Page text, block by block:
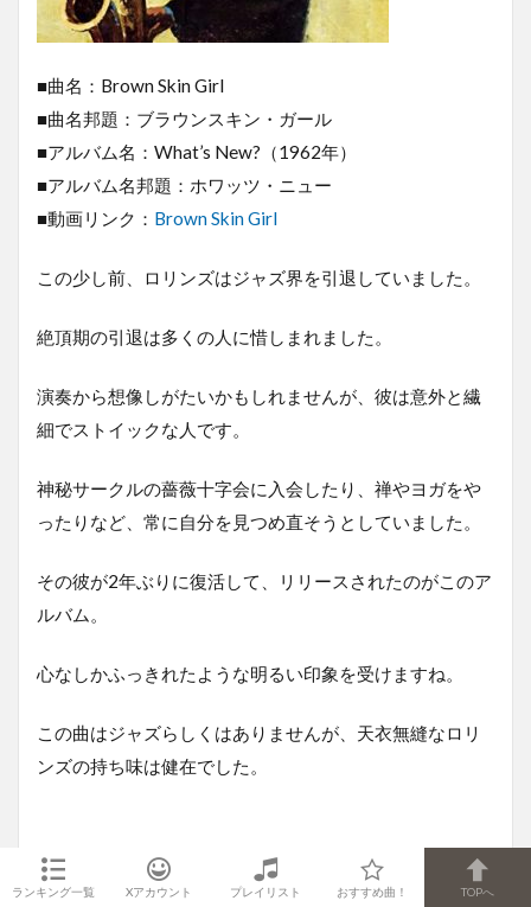
■曲名：Brown Skin Girl
■曲名邦題：ブラウンスキン・ガール
■アルバム名：What’s New?（1962年）
■アルバム名邦題：ホワッツ・ニュー
■動画リンク： Brown Skin Girl
この少し前、ロリンズはジャズ界を引退していました。
絶頂期の引退は多くの人に惜しまれました。
演奏から想像しがたいかもしれませんが、彼は意外と繊
細でストイックな人です。
神秘サークルの薔薇十字会に入会したり、禅やヨガをや
ったりなど、常に自分を見つめ直そうとしていました。
その彼が2年ぶりに復活して、リリースされたのがこのア
ルバム。
心なしかふっきれたような明るい印象を受けますね。
この曲はジャズらしくはありませんが、天衣無縫なロリ
ンズの持ち味は健在でした。
ランキング一覧 Xアカウント プレイリスト おすすめ曲！ TOPへ